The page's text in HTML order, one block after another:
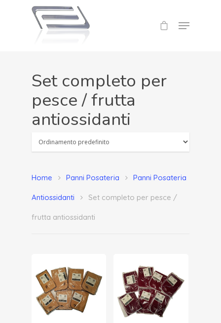
Set completo per
pesce / frutta
antiossidanti
Home Panni Posateria Panni Posateria
Antiossidanti Set completo per pesce /
frutta antiossidanti